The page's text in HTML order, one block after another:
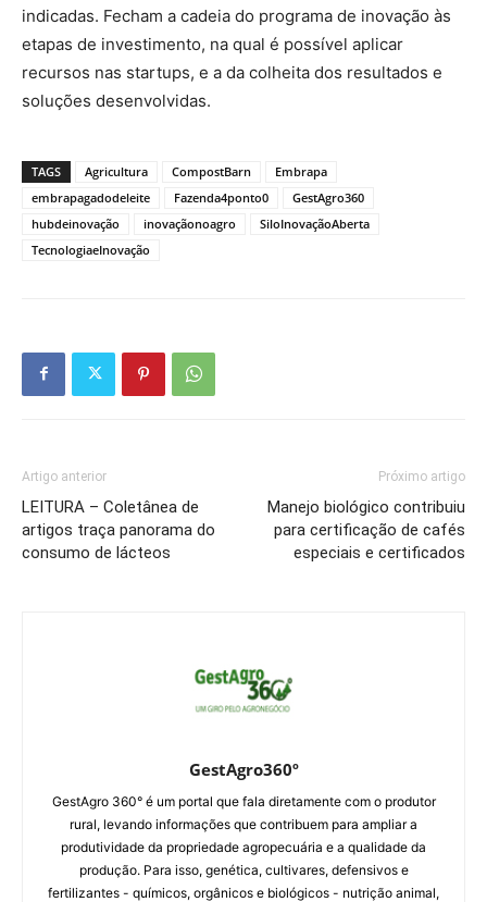
indicadas. Fecham a cadeia do programa de inovação às
etapas de investimento, na qual é possível aplicar
recursos nas startups, e a da colheita dos resultados e
soluções desenvolvidas.
TAGS Agricultura CompostBarn
Embrapa
embrapagadodeleite
Fazenda4ponto0
GestAgro360
hubdeinovação
inovaçãonoagro
SiloInovaçãoAberta
TecnologiaeInovação
Artigo anterior
LEITURA – Coletânea de
artigos traça panorama do
consumo de lácteos
Próximo artigo
Manejo biológico contribuiu
para certificação de cafés
especiais e certificados
GestAgro360º
GestAgro 360° é um portal que fala diretamente com o produtor
rural, levando informações que contribuem para ampliar a
produtividade da propriedade agropecuária e a qualidade da
produção. Para isso, genética, cultivares, defensivos e
fertilizantes - químicos, orgânicos e biológicos - nutrição animal,